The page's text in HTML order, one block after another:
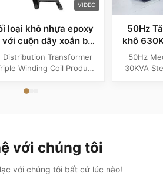
VIDEO
loại khô nhựa epoxy
cuộn dây xoắn ba
lần
Distribution Transformer
Winding Coil Product
transformer, Dry Type
50Hz
khô
50Hz
30KVA
với chúng tôi
với chúng tôi bất cứ lúc nào!